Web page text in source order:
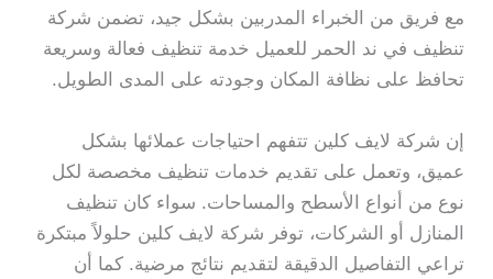
مع فريق من الخبراء المدربين بشكل جيد، تضمن شركة
تنظيف في ند الحمر للعميل خدمة تنظيف فعالة وسريعة
تحافظ على نظافة المكان وجودته على المدى الطويل.
إن شركة لايف كلين تتفهم احتياجات عملائها بشكل
عميق، وتعمل على تقديم خدمات تنظيف مخصصة لكل
نوع من أنواع الأسطح والمساحات. سواء كان تنظيف
المنازل أو الشركات، توفر شركة لايف كلين حلولاً مبتكرة
تراعي التفاصيل الدقيقة لتقديم نتائج مرضية. كما أن